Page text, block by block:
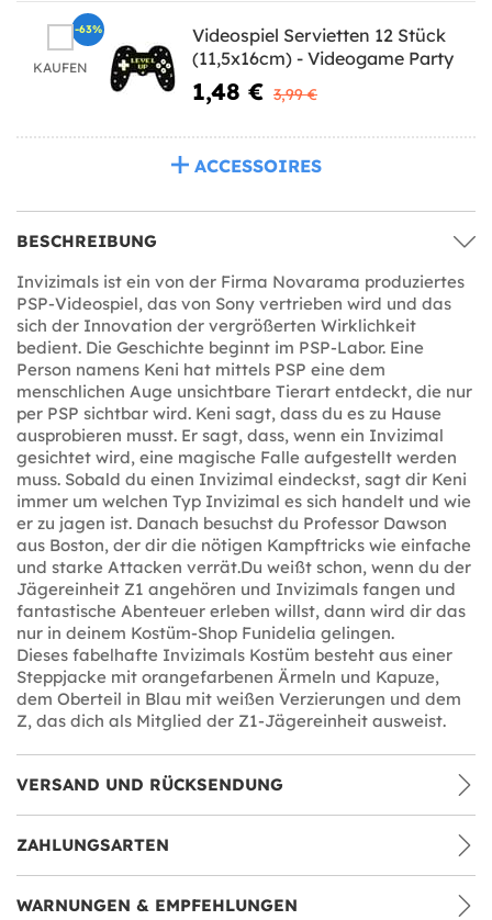
KAUFEN
Videospiel Servietten 12 Stück
(11,5x16cm) - Videogame Party
1,48 € 3,99 €
-63%
ACCESSOIRES
BESCHREIBUNG
Invizimals ist ein von der Firma Novarama produziertes
PSP-Videospiel, das von Sony vertrieben wird und das
sich der Innovation der vergrößerten Wirklichkeit
bedient. Die Geschichte beginnt im PSP-Labor. Eine
Person namens Keni hat mittels PSP eine dem
menschlichen Auge unsichtbare Tierart entdeckt, die nur
per PSP sichtbar wird. Keni sagt, dass du es zu Hause
ausprobieren musst. Er sagt, dass, wenn ein Invizimal
gesichtet wird, eine magische Falle aufgestellt werden
muss. Sobald du einen Invizimal eindeckst, sagt dir Keni
immer um welchen Typ Invizimal es sich handelt und wie
er zu jagen ist. Danach besuchst du Professor Dawson
aus Boston, der dir die nötigen Kampftricks wie einfache
und starke Attacken verrät.Du weißt schon, wenn du der
Jägereinheit Z1 angehören und Invizimals fangen und
fantastische Abenteuer erleben willst, dann wird dir das
nur in deinem Kostüm-Shop Funidelia gelingen.
Dieses fabelhafte Invizimals Kostüm besteht aus einer
Steppjacke mit orangefarbenen Ärmeln und Kapuze,
dem Oberteil in Blau mit weißen Verzierungen und dem
Z, das dich als Mitglied der Z1-Jägereinheit ausweist.
VERSAND UND RÜCKSENDUNG
ZAHLUNGSARTEN
WARNUNGEN & EMPFEHLUNGEN